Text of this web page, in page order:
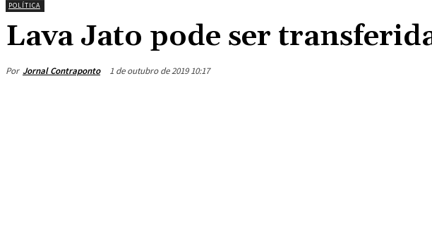
POLÍTICA
Lava Jato pode ser
Por Jornal Contraponto 1 de outubro de 2019 10:17